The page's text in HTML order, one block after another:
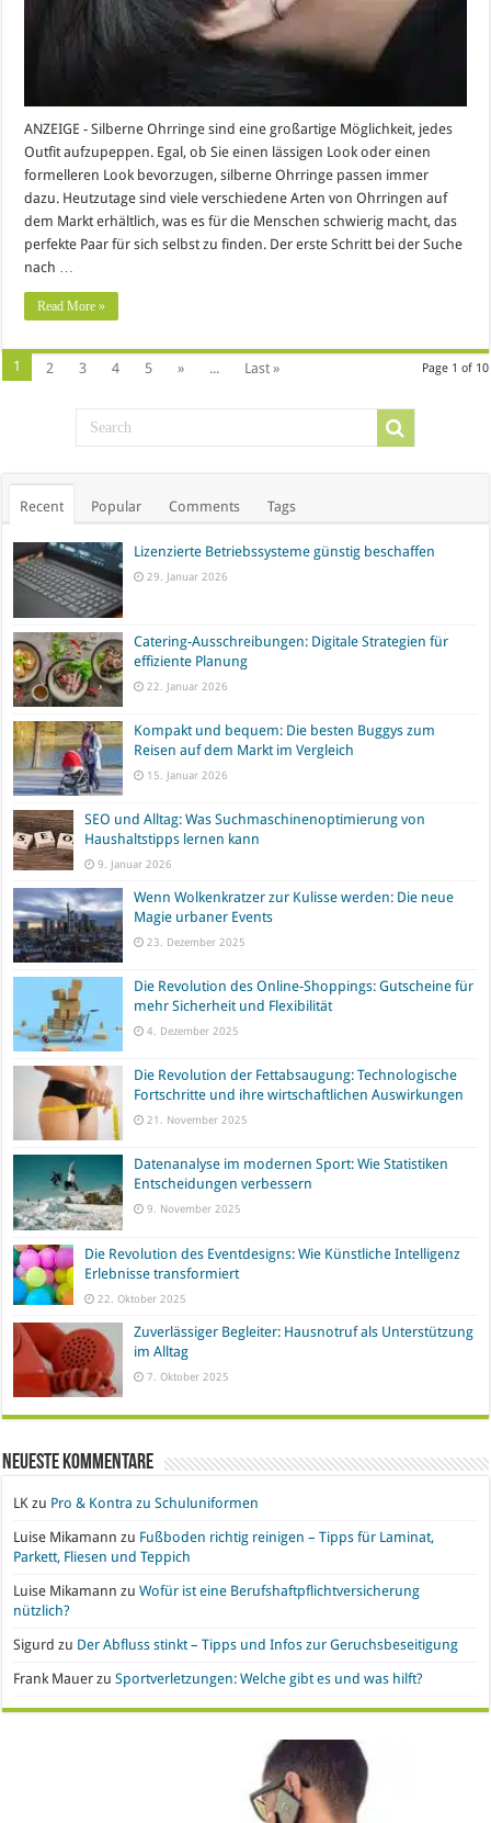
ANZEIGE - Silberne Ohrringe sind eine großartige Möglichkeit, jedes
Outfit aufzupeppen. Egal, ob Sie einen lässigen Look oder einen
formelleren Look bevorzugen, silberne Ohrringe passen immer
dazu. Heutzutage sind viele verschiedene Arten von Ohrringen auf
dem Markt erhältlich, was es für die Menschen schwierig macht, das
perfekte Paar für sich selbst zu finden. Der erste Schritt bei der Suche
nach …
Read More »
Page 1 of 10
1 2 3 4 5 » ... Last »
Recent Popular Comments Tags
Lizenzierte Betriebssysteme günstig beschaffen
29. Januar 2026
Catering-Ausschreibungen: Digitale Strategien für
effiziente Planung
22. Januar 2026
Kompakt und bequem: Die besten Buggys zum
Reisen auf dem Markt im Vergleich
15. Januar 2026
SEO und Alltag: Was Suchmaschinenoptimierung von
Haushaltstipps lernen kann
9. Januar 2026
Wenn Wolkenkratzer zur Kulisse werden: Die neue
Magie urbaner Events
23. Dezember 2025
Die Revolution des Online-Shoppings: Gutscheine für
mehr Sicherheit und Flexibilität
4. Dezember 2025
Die Revolution der Fettabsaugung: Technologische
Fortschritte und ihre wirtschaftlichen Auswirkungen
21. November 2025
Datenanalyse im modernen Sport: Wie Statistiken
Entscheidungen verbessern
9. November 2025
Die Revolution des Eventdesigns: Wie Künstliche Intelligenz
Erlebnisse transformiert
22. Oktober 2025
Zuverlässiger Begleiter: Hausnotruf als Unterstützung
im Alltag
7. Oktober 2025
Neueste Kommentare
LK zu Pro & Kontra zu Schuluniformen
Luise Mikamann zu Fußboden richtig reinigen – Tipps für Laminat,
Parkett, Fliesen und Teppich
Luise Mikamann zuWofür ist eine Berufshaftpflichtversicherung
nützlich?
Sigurd zu Der Abfluss stinkt – Tipps und Infos zur Geruchsbeseitigung
Frank Mauer zuSportverletzungen: Welche gibt es und was hilft?